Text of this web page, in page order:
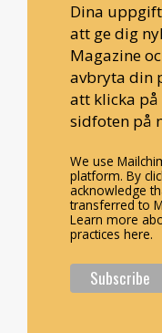
Dina
att ge dig
Magazine
avbryta din
att klicka
sidfoten på
We use
platform. By
acknowledge
transferred to
Learn more
practices here.